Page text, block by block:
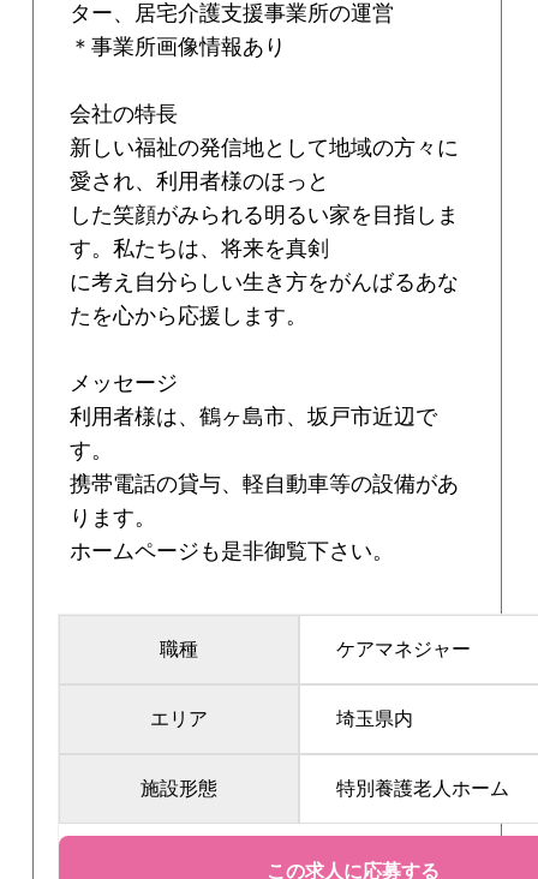
ター、居宅介護支援事業所の運営
＊事業所画像情報あり
会社の特長
新しい福祉の発信地として地域の方々に
愛され、利用者様のほっと
した笑顔がみられる明るい家を目指しま
す。私たちは、将来を真剣
に考え自分らしい生き方をがんばるあな
たを心から応援します。
メッセージ
利用者様は、鶴ヶ島市、坂戸市近辺で
す。
携帯電話の貸与、軽自動車等の設備があ
ります。
ホームページも是非御覧下さい。
職種 ケアマネジャー
エリア 埼玉県内
施設形態 特別養護老人ホーム